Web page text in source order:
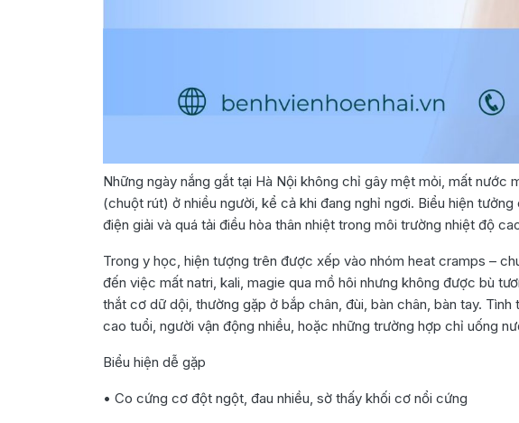
Những ngày nắng gắt tại Hà Nội không chỉ gây mệt mỏi, mất
(chuột rút) ở nhiều người, kể cả khi đang nghỉ ngơi. Biểu hiện
điện giải và quá tải điều hòa thân nhiệt trong môi trường nhiệt độ
Trong y học, hiện tượng trên được xếp vào nhóm heat cramps –
đến việc mất natri, kali, magie qua mồ hôi nhưng không được bù
thắt cơ dữ dội, thường gặp ở bắp chân, đùi, bàn chân, bàn tay.
cao tuổi, người vận động nhiều, hoặc những trường hợp chỉ uống
Biểu hiện dễ gặp
• Co cứng cơ đột ngột, đau nhiều, sờ thấy khối cơ nổi cứng